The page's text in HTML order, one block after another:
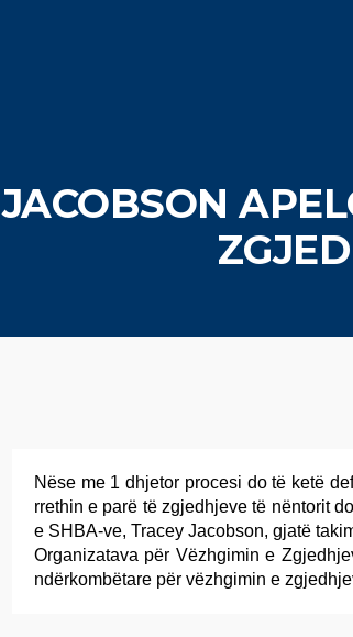
JACOBSON
Nëse me 1 dhjetor procesi do të ketë
rrethin e parë të zgjedhjeve të nëntorit
e SHBA-ve, Tracey Jacobson, gjatë
Organizatava për Vëzhgimin e
ndërkombëtare për vëzhgimin e